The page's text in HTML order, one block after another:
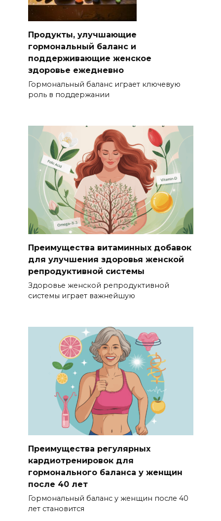
Продукты, улучшающие
гормональный баланс и
поддерживающие женское
здоровье ежедневно
Гормональный баланс играет ключевую
роль в поддержании
Преимущества витаминных добавок
для улучшения здоровья женской
репродуктивной системы
Здоровье женской репродуктивной
системы играет важнейшую
Преимущества регулярных
кардиотренировок для
гормонального баланса у женщин
после 40 лет
Гормональный баланс у женщин после 40
лет становится